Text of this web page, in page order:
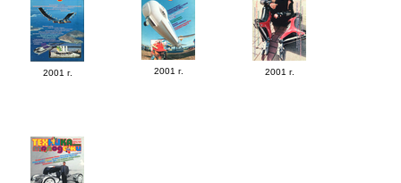
2001 г. 2001 г. 2001 г.